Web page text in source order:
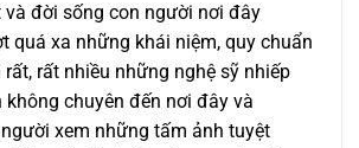
và đời sống con người nơi đây
quá xa những khái niệm, quy chuẩn
rất, rất nhiều những nghệ sỹ nhiếp
không chuyên đến nơi đây và
người xem những tấm ảnh tuyệt